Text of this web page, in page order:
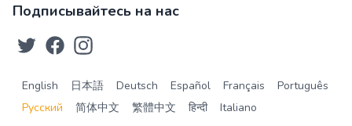
Подписывайтесь на нас
English 日本語 Deutsch Español Français
Português
Русский
简体中文 繁體中文 हिन्दी Italiano